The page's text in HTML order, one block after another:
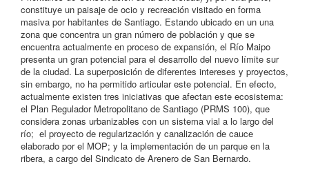
constituye un paisaje de ocio y recreación visitado en forma
masiva por habitantes de Santiago. Estando ubicado en un una
zona que concentra un gran número de población y que se
encuentra actualmente en proceso de expansión, el Río Maipo
presenta un gran potencial para el desarrollo del nuevo límite sur
de la ciudad. La superposición de diferentes intereses y proyectos,
sin embargo, no ha permitido articular este potencial. En efecto,
actualmente existen tres iniciativas que afectan este ecosistema:
el Plan Regulador Metropolitano de Santiago (PRMS 100), que
considera zonas urbanizables con un sistema vial a lo largo del
río; el proyecto de regularización y canalización de cauce
elaborado por el MOP; y la implementación de un parque en la
ribera, a cargo del Sindicato de Arenero de San Bernardo.